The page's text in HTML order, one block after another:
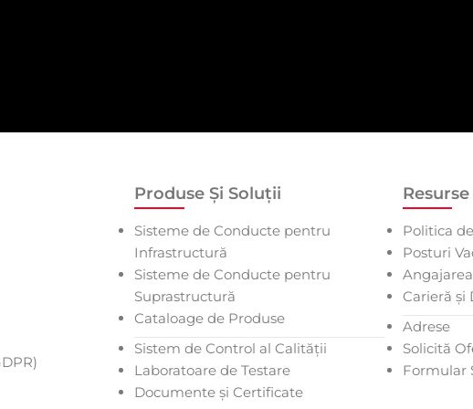
Produse Și Soluții
Sisteme de Conducte pentru
Infrastructură
Sisteme de Conducte pentru
Suprastructură
Cataloage de Produse
Sistem de Control al Calității
Laboratoare de Testare
Documente și Certificate
Politica
Posturi
Carieră și
Adrese
Solicită
Formular